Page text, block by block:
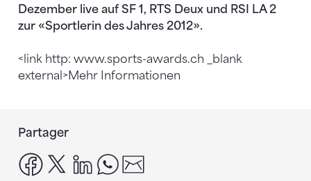
Dezember live auf SF 1, RTS Deux und RSI LA 2
zur «Sportlerin des Jahres 2012».
<link http: www.sports-awards.ch _blank
external>Mehr Informationen
Partager
facebook
x linkedinwhatsapp